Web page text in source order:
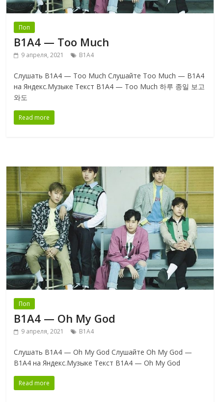
Поп
B1A4 — Too Much
9 апреля, 2021 B1A4
Слушать B1A4 — Too Much Слушайте Too Much — B1A4
на Яндекс.Музыке Текст B1A4 — Too Much 하루 종일 보고
와도
Read more
Поп
B1A4 — Oh My God
9 апреля, 2021 B1A4
Слушать B1A4 — Oh My God Слушайте Oh My God —
B1A4 на Яндекс.Музыке Текст B1A4 — Oh My God
Read more